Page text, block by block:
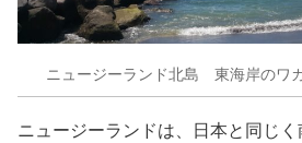
ニュージーランド北島 東海岸のワ
ニュージーランドは、日本と同じ